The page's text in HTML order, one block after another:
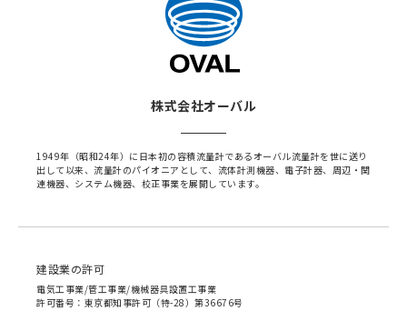
株式会社オーバル
1949年（昭和24年）に日本初の容積流量計であるオーバル流量計を世に送り
出して以来、流量計のパイオニアとして、流体計測機器、電子計器、周辺・関
連機器、システム機器、校正事業を展開しています。
建設業の許可
電気工事業/管工事業/機械器具設置工事業
許可番号：東京都知事許可（特-28）第36676号